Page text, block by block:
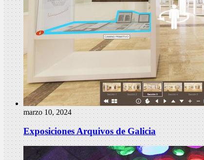
marzo 10, 2024
Exposiciones Arquivos de Galicia